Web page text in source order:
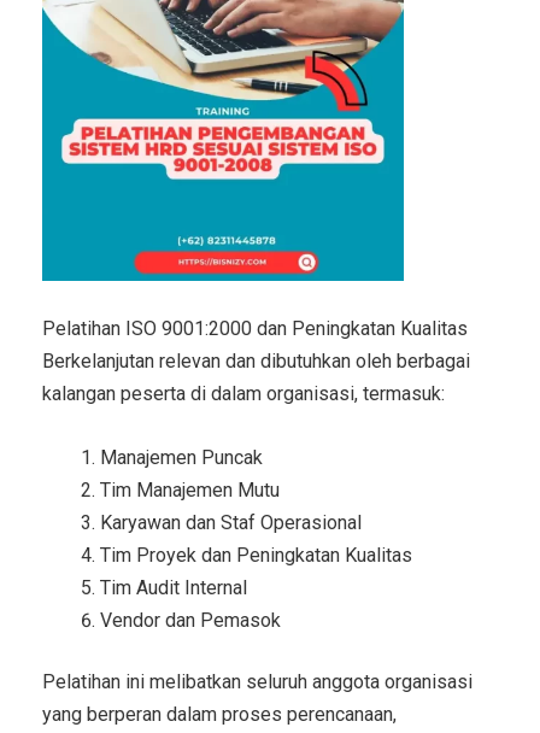
Pelatihan ISO 9001:2000 dan Peningkatan Kualitas
Berkelanjutan relevan dan dibutuhkan oleh berbagai
kalangan peserta di dalam organisasi, termasuk:
Manajemen Puncak
Tim Manajemen Mutu
Karyawan dan Staf Operasional
Tim Proyek dan Peningkatan Kualitas
Tim Audit Internal
Vendor dan Pemasok
Pelatihan ini melibatkan seluruh anggota organisasi
yang berperan dalam proses perencanaan,